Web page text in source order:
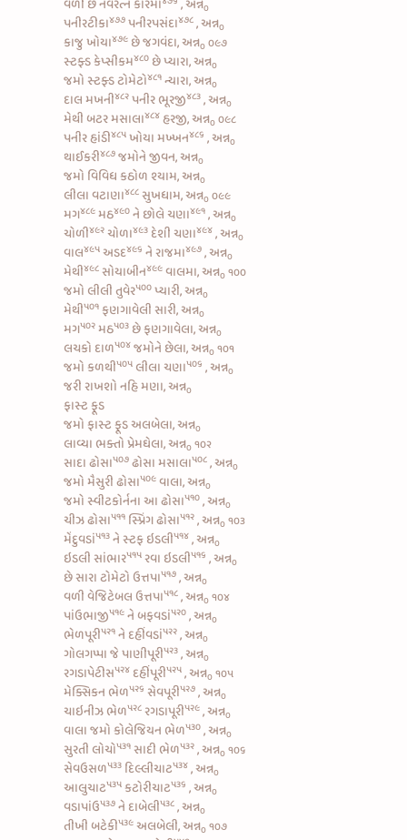
વળી છેનવરત્ન કોરમા , અન્ન૦
પનીરટીકા૪૭૭ પનીરપસંદા૪૭૮ , અન્ન૦
કાજુ ખોયા૪૭૯ છે જગવંદા, અન્ન૦ ૦૯૭
સ્ટફ્ડ કેપ્સીકમ૪૮૦ છે પ્યારા, અન્ન૦
જમોસ્ટફ્ડ ટોમેટો૪૮૧ ન્યારા, અન્ન૦
દાલ મખની૪૮૨ પનીર ભૂરજી૪૮૩ , અન્ન૦
મેથી બટર મસાલા૪૮૪ હરજી, અન્ન૦ ૦૯૮
પનીર હાંડી૪૮૫ ખોયા મખ્ખન૪૮૬ , અન્ન૦
થાઈકરી૪૮૭ જમોને જીવન, અન્ન૦
જમો વિવિધ કઠોળ શ્યામ, અન્ન૦
લીલા વટાણા૪૮૮ સુખધામ, અન્ન૦ ૦૯૯
મગ૪૮૯ મઠ૪૯૦ ને છોલે ચણા૪૯૧ , અન્ન૦
ચોળી૪૯૨ ચોળા૪૯૩ દેશી ચણા૪૯૪ , અન્ન૦
વાલ૪૯૫ અડદ૪૯૬ નેરાજમા૪૯૭ , અન્ન૦
મેથી૪૯૮ સોયાબીન૪૯૯ વાલમા, અન્ન૦ ૧૦૦
જમો લીલી તુવેર૫૦૦ પ્યારી, અન્ન૦
મેથી૫૦૧ ફણગાવેલી સારી, અન્ન૦
મગ૫૦૨ મઠ૫૦૩ છે ફણગાવેલા, અન્ન૦
લચકો દાળ૫૦૪ જમોને છેલા, અન્ન૦ ૧૦૧
જમો કળથી૫૦૫ લીલા ચણા૫૦૬ , અન્ન૦
જરી રાખશો નહિ મણા, અન્ન૦
ફાસ્ટ ફૂડ
જમો ફાસ્ટ ફૂડ અલબેલા, અન્ન૦
લાવ્યા ભક્તો પ્રેમઘેલા, અન્ન૦ ૧૦૨
સાદા ઢોસા૫૦૭ ઢોસા મસાલા૫૦૮ , અન્ન૦
જમોમૈસુરી ઢોસા૫૦૯ વાલા, અન્ન૦
જમોસ્વીટકોર્નના આ ઢોસા૫૧૦ , અન્ન૦
ચીઝ ઢોસા૫૧૧ સ્પ્રિંગ ઢોસા૫૧૨ , અન્ન૦ ૧૦૩
મેંદુવડાં૫૧૩ નેસ્ટફ ઇડલી૫૧૪ , અન્ન૦
ઇડલી સાંભાર૫૧૫ રવા ઇડલી૫૧૬ , અન્ન૦
છે સારાટોમેટો ઉત્તપા૫૧૭ , અન્ન૦
વળીવેજિટેબલ ઉત્તપા૫૧૮ , અન્ન૦ ૧૦૪
પાંઉભાજી૫૧૯ ને બફવડાં૫૨૦ , અન્ન૦
ભેળપૂરી૫૨૧ ને દહીંવડાં૫૨૨ , અન્ન૦
ગોલગપ્પા જેપાણીપૂરી૫૨૩ , અન્ન૦
રગડાપેટીસ૫૨૪ દહીંપૂરી૫૨૫ , અન્ન૦ ૧૦૫
મેક્સિકન ભેળ૫૨૬ સેવપૂરી૫૨૭ , અન્ન૦
ચાઇનીઝ ભેળ૫૨૮ રગડાપૂરી૫૨૯ , અન્ન૦
વાલા જમો કોલેજિયન ભેળ૫૩૦ , અન્ન૦
સુરતી લોચો૫૩૧ સાદી ભેળ૫૩૨ , અન્ન૦ ૧૦૬
સેવઉસળ૫૩૩ દિલ્લીચાટ૫૩૪ , અન્ન૦
આલુચાટ૫૩૫ કટોરીચાટ૫૩૬ , અન્ન૦
વડાપાંઉ૫૩૭ ને દાબેલી૫૩૮ , અન્ન૦
તીખી બટેકી૫૩૯ અલબેલી, અન્ન૦ ૧૦૭